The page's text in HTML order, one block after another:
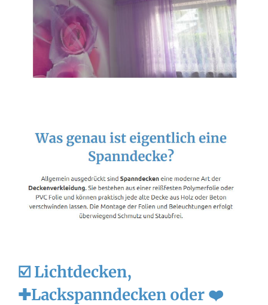
☑️ Lichtdecken,
✚Lackspanndecken oder ❤️